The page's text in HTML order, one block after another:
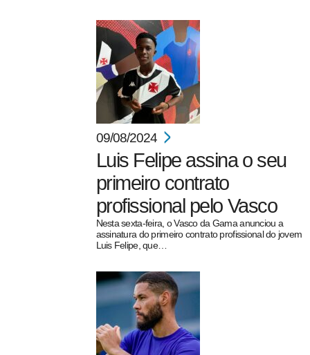
09/08/2024
Luis Felipe assina o seu
primeiro contrato
profissional pelo Vasco
Nesta sexta-feira, o Vasco da Gama anunciou a
assinatura do primeiro contrato profissional do jovem
Luis Felipe, que…